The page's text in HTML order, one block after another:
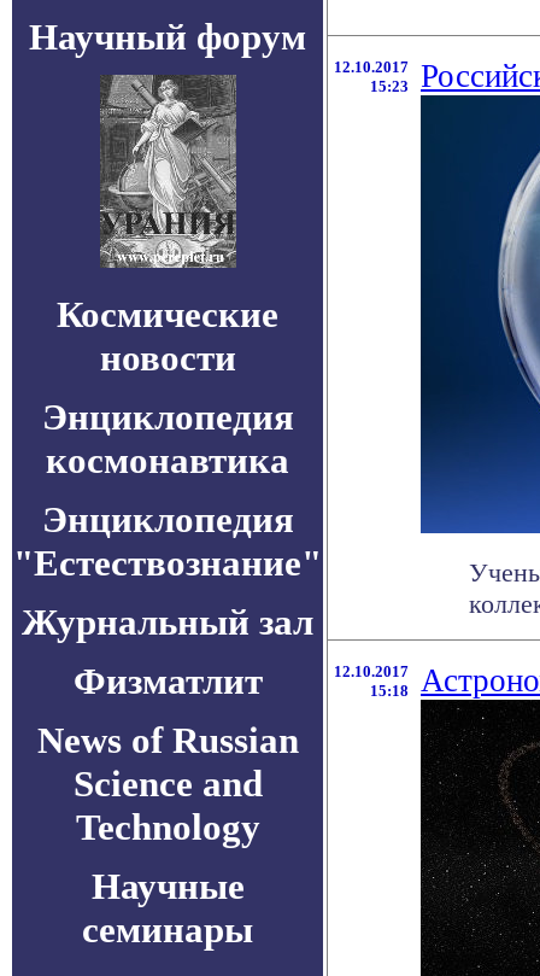
Научный форум
Космические
новости
Энциклопедия
космонавтика
Энциклопедия
"Естествознание"
Журнальный зал
Физматлит
News of Russian
Science and
Technology
Научные
семинары
12.10.2017
15:23
12.10.2017
15:18